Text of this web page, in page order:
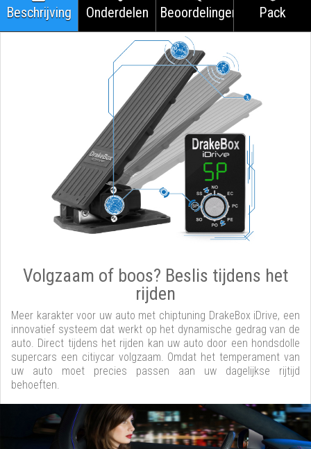
Beschrijving Onderdelen Beoordelingen Pack
Volgzaam of boos? Beslis tijdens het
rijden
Meer karakter voor uw auto met chiptuning DrakeBox iDrive, een
innovatief systeem dat werkt op het dynamische gedrag van de
auto. Direct tijdens het rijden kan uw auto door een hondsdolle
supercars een citiycar volgzaam. Omdat het temperament van
uw auto moet precies passen aan uw dagelijkse rijtijd
behoeften.